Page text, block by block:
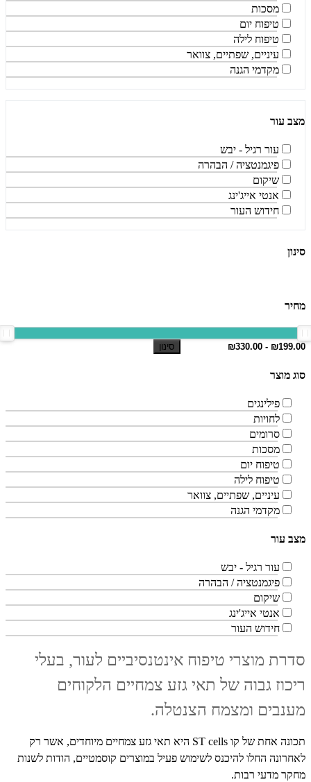
מסכות
טיפוח יום
טיפוח לילה
עיניים, שפתיים, צוואר
מקדמי הגנה
מצב עור
עור רגיל - יבש
פיגמנטציה / הבהרה
שיקום
אנטי אייג'ינג
חידוש העור
סינון
מחיר
סינון
סוג מוצר
פילינגים
לחויות
סרומים
מסכות
טיפוח יום
טיפוח לילה
עיניים, שפתיים, צוואר
מקדמי הגנה
מצב עור
עור רגיל - יבש
פיגמנטציה / הבהרה
שיקום
אנטי אייג'ינג
חידוש העור
סדרת מוצרי טיפוח אינטנסיביים לעור, בעלי
ריכוז גבוה של תאי גזע צמחיים הלקוחים
מענבים ומצמח הצנטלה.
תכונה אחת של קו ST cells היא תאי גזע צמחיים מיוחדים, אשר רק
לאחרונה החלו להיכנס לשימוש פעיל במוצרים קוסמטיים, הודות לשנות
מחקר מדעי רבות.